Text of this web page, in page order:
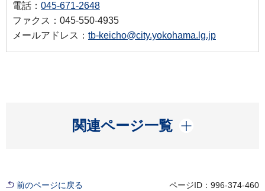
電話： 045-671-2648
ファクス：045-550-4935
メールアドレス： tb-keicho@city.yokohama.lg.jp
関連ページ一覧
開く
前のページに戻る ページID：996-374-460